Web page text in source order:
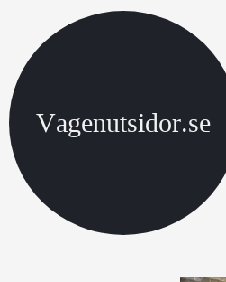
Vagenutsidor.se